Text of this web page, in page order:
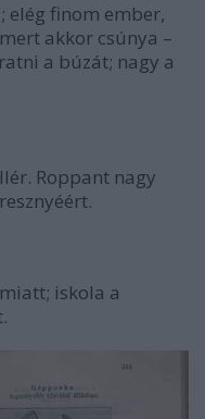
elég finom ember,
akkor csúnya –
a búzát; nagy a
Roppant nagy
iskola a